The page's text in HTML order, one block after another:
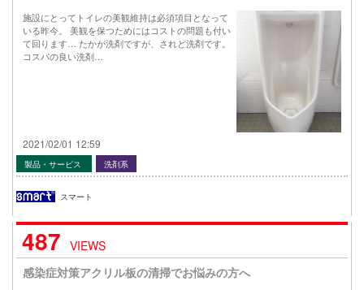
施設にとってトイレの美観維持は必須項目となって
いる昨今。 美観を保つためにはコストの問題も付い
て回ります… たかが洗剤ですが、されど洗剤です。
コスパの良い洗剤…
2021/02/01 12:59
製品・サービス 洗剤系
スマート
487 VIEWS
感染症対策アクリル板の清掃でお悩みの方へ